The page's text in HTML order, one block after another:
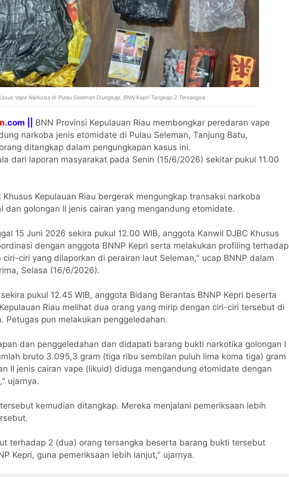
Vape Narkoba di Pulau Seleman Diungkap, BNN Kepri Tangkap 2 Tersangka
.com ||
BNN Provinsi Kepulauan Riau membongkar peredaran vape
narkoba jenis etomidate di Pulau Seleman, Tanjung Batu,
ditangkap dalam pengungkapan kasus ini.
dari laporan masyarakat pada Senin (15/6/2026) sekitar pukul 11.00
Khusus Kepulauan Riau bergerak mengungkap transaksi narkoba
dan golongan II jenis cairan yang mengandung etomidate.
15 Juni 2026 sekira pukul 12.00 WIB, anggota Kanwil DJBC Khusus
dengan anggota BNNP Kepri serta melakukan profiling terhadap
ciri yang dilaporkan di perairan laut Seleman," ucap BNNP dalam
Selasa (16/6/2026).
pukul 12.45 WIB, anggota Bidang Berantas BNNP Kepri beserta
Riau melihat dua orang yang mirip dengan ciri-ciri tersebut di
Petugas pun melakukan penggeledahan.
dan penggeledahan dan didapati barang bukti narkotika golongan I
bruto 3.095,3 gram (tiga ribu sembilan puluh lima koma tiga) gram
II jenis cairan vape (likuid) diduga mengandung etomidate dengan
ujarnya.
kemudian ditangkap. Mereka menjalani pemeriksaan lebih
terhadap 2 (dua) orang tersangka beserta barang bukti tersebut
Kepri, guna pemeriksaan lebih lanjut," ujarnya.